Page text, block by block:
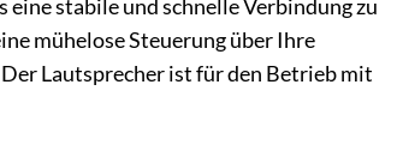
stabile und schnelle Verbindung zu
mühelose Steuerung über Ihre
Lautsprecher ist für den Betrieb mit